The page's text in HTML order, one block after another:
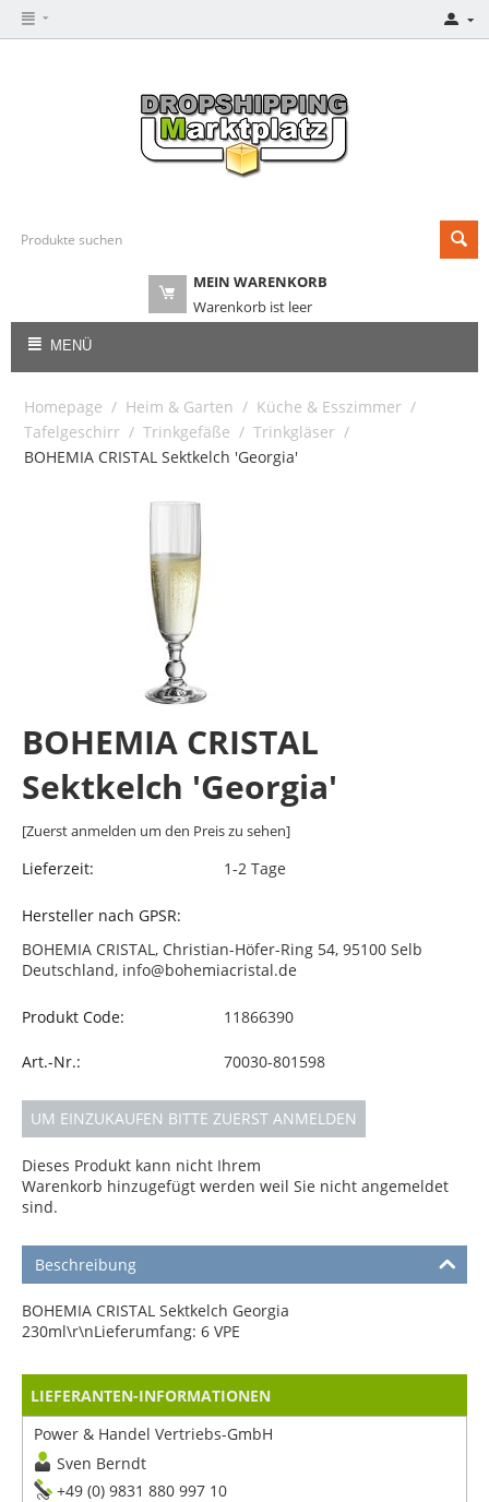
MEIN WARENKORB
Warenkorb ist leer
MENÜ
Homepage / Heim & Garten / Küche & Esszimmer /
Tafelgeschirr / Trinkgefäße / Trinkgläser /
BOHEMIA CRISTAL Sektkelch 'Georgia'
BOHEMIA CRISTAL
Sektkelch 'Georgia'
[Zuerst anmelden um den Preis zu sehen]
Lieferzeit: 1-2 Tage
Hersteller nach GPSR:
BOHEMIA CRISTAL, Christian-Höfer-Ring 54, 95100 Selb
Deutschland, info@bohemiacristal.de
Produkt Code: 11866390
Art.-Nr.: 70030-801598
UM EINZUKAUFEN BITTE ZUERST ANMELDEN
Dieses Produkt kann nicht Ihrem
Warenkorb hinzugefügt werden weil Sie nicht angemeldet
sind.
Beschreibung
BOHEMIA CRISTAL Sektkelch Georgia
230ml\r\nLieferumfang: 6 VPE
LIEFERANTEN-INFORMATIONEN
Power & Handel Vertriebs-GmbH
Sven Berndt
+49 (0) 9831 880 997 10